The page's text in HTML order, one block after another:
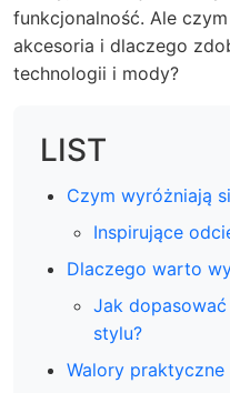
funkcjonalność. Ale
akcesoria i dlaczego
technologii i mody?
LIST
Czym wyróżniają
Inspirujące
Dlaczego warto
Jak
stylu?
Walory